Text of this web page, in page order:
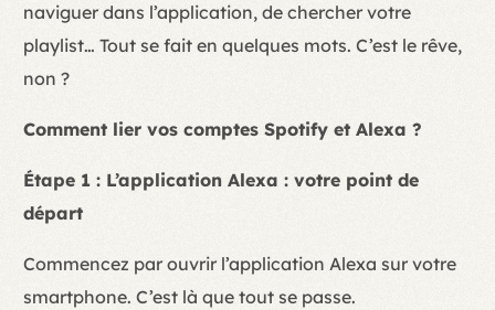
naviguer dans l’application, de chercher votre
playlist… Tout se fait en quelques mots. C’est le rêve,
non ?
Comment lier vos comptes Spotify et Alexa ?
Étape 1 : L’application Alexa : votre point de
départ
Commencez par ouvrir l’application Alexa sur votre
smartphone. C’est là que tout se passe.